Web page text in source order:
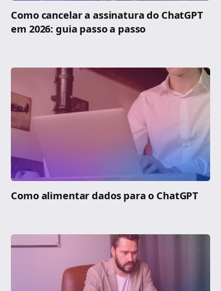
Como cancelar a assinatura do ChatGPT
em 2026: guia passo a passo
Como alimentar dados para o ChatGPT